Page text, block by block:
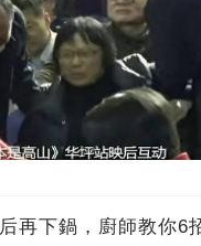
再下鍋，廚師教你6